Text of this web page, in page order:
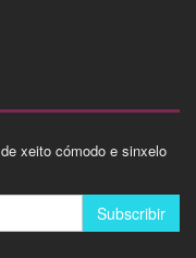
xeito cómodo e sinxelo
Subscribir